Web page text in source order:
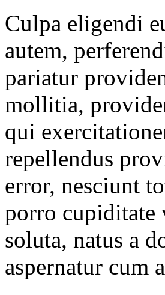
Culpa eligendi
autem,
pariatur
mollitia,
qui
repellendus
error, nesciunt
porro cupiditate
soluta, natus a
aspernatur cum